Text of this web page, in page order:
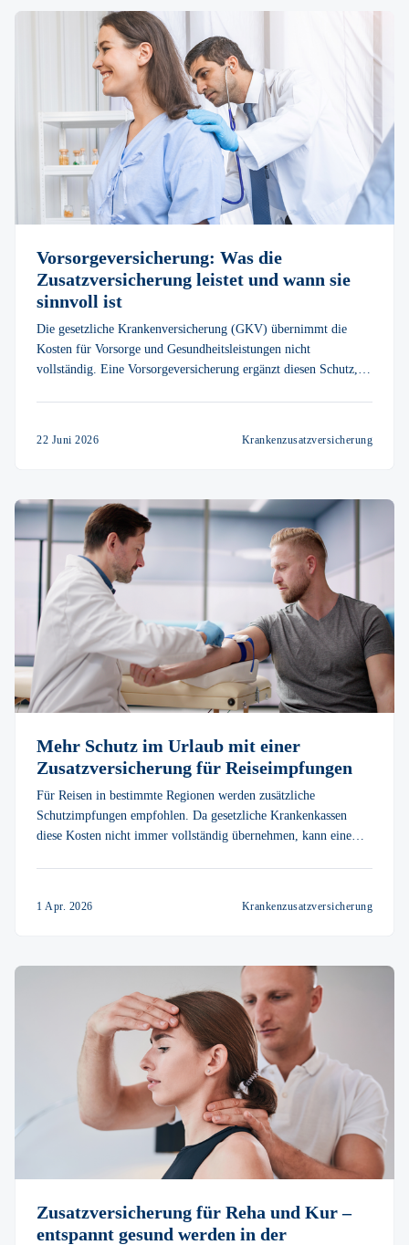
Vorsorgever­sicherung: Was die
Zusatzversicherung leistet und wann sie
sinnvoll ist
Die gesetzliche Krankenversicherung (GKV) übernimmt die
Kosten für Vorsorge und Gesundheitsleistungen nicht
vollständig. Eine Vorsorgeversicherung ergänzt diesen Schutz,
22 Juni 2026 Krankenzusatzversicherung
Mehr Schutz im Urlaub mit einer
Zusatzversicherung für Reiseimpfungen
Für Reisen in bestimmte Regionen werden zusätzliche
Schutzimpfungen empfohlen. Da gesetzliche Krankenkassen
diese Kosten nicht immer vollständig übernehmen, kann eine
1 Apr. 2026 Krankenzusatzversicherung
Zusatzversicherung für Reha und Kur –
entspannt gesund werden in der